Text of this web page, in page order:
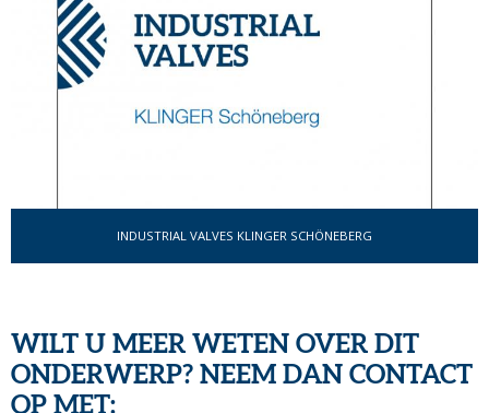
INDUSTRIAL VALVES KLINGER SCHÖNEBERG
WILT U MEER WETEN OVER DIT
ONDERWERP? NEEM DAN CONTACT
OP MET: